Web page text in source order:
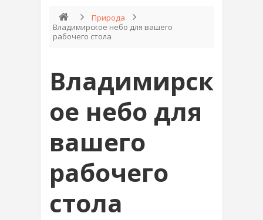
Природа
Владимирское небо для вашего
рабочего стола
Владимирск
ое небо для
вашего
рабочего
стола